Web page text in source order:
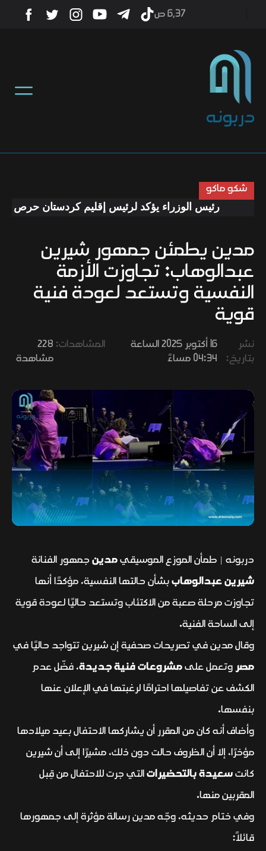
أخبار
رياضة
صحة
ثقافة
وفنون
6٫37 ص
شكو ماكو
رئيس الوزراء يؤكد لرئيس إقليم كردستان حرص
مدين يطمئن جمهور شيرين
عبدالوهاب: تجاوزت الأزمة
النفسية وتستعد لعودة فنية
قوية
نشر
بتاريخ:
16 أكتوبر 2025 الساعة
04:34 مساءً
المشاهدات: 228
مشاهدة
دربونه | طمأن الموزع الموسيقيمدينجمهور الفنانة
شيرين عبدالوهاببشأن حالتها النفسية، مؤكدًا أنها
تجاوزت مرحلة صعبة من الاكتئاب وتستعد حاليًا لعودة قوية
إلى الساحة الفنية.
وقال مدين في تصريحات صحفية إن شيرين تتواجد حاليًا في
مصروتعمل علىمشروعات فنية جديدة، فضّل عدم
الكشف عن تفاصيلها احترامًا لرغبتها في الإعلان عنها
بنفسها.
وأضاف أنه كان من المقرر أن يشاركها الاحتفال بعيد ميلادها
مؤخرًا، إلا أن الظروف حالت دون ذلك، مشيرًا إلى أن شيرين
كانتسعيدة بالتحضيراتالتي جرت للاحتفال من قِبل
المقربين منها.
وفي ختام حديثه، وجّه مدين رسالة مؤثرة إلى جمهورها
قائلاً: